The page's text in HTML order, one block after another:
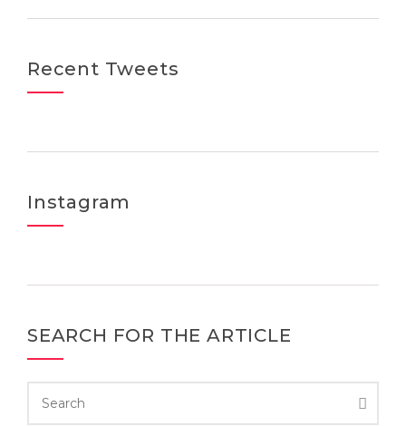
Recent Tweets
Instagram
SEARCH FOR THE ARTICLE